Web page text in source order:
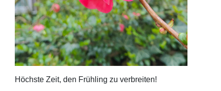
Höchs­te Zeit, den Früh­ling zu verbreiten!